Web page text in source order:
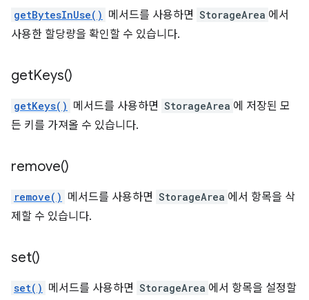
getBytesInUse() 메서드를 사용하면 StorageArea 에서
사용한 할당량을 확인할 수 있습니다.
getKeys()
getKeys() 메서드를 사용하면 StorageArea 에 저장된 모
든 키를 가져올 수 있습니다.
remove()
remove() 메서드를 사용하면 StorageArea 에서 항목을 삭
제할 수 있습니다.
set()
set() 메서드를 사용하면 StorageArea 에서 항목을 설정할